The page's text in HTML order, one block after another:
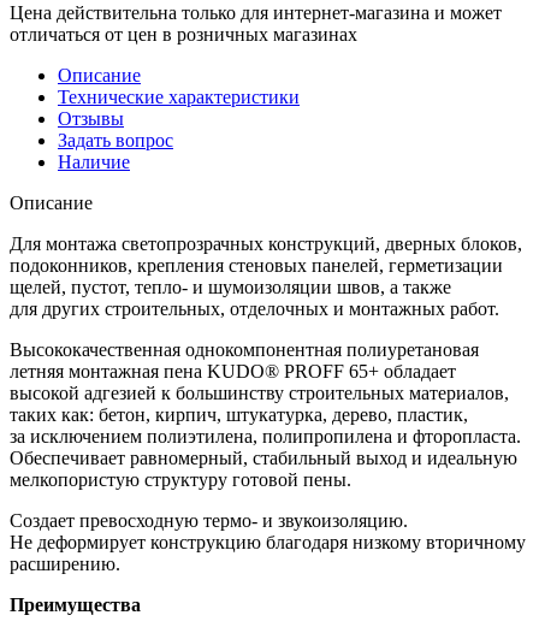
Цена действительна только для интернет-магазина и может
отличаться от цен в розничных магазинах
Описание
Технические характеристики
Отзывы
Задать вопрос
Наличие
Описание
Для монтажа светопрозрачных конструкций, дверных блоков,
подоконников, крепления стеновых панелей, герметизации
щелей, пустот, тепло- и шумоизоляции швов, а также
для других строительных, отделочных и монтажных работ.
Высококачественная однокомпонентная полиуретановая
летняя монтажная пена KUDO® PROFF 65+ обладает
высокой адгезией к большинству строительных материалов,
таких как: бетон, кирпич, штукатурка, дерево, пластик,
за исключением полиэтилена, полипропилена и фторопласта.
Обеспечивает равномерный, стабильный выход и идеальную
мелкопористую структуру готовой пены.
Создает превосходную термо- и звукоизоляцию.
Не деформирует конструкцию благодаря низкому вторичному
расширению.
Преимущества